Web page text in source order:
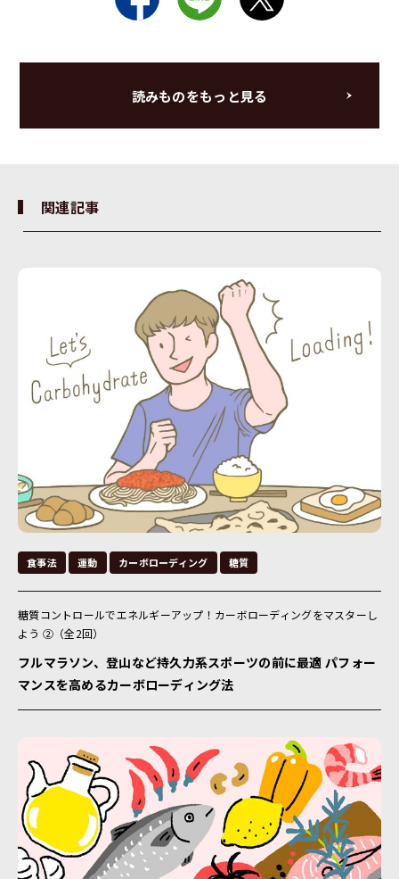
読みものをもっと見る
関連記事
食事法 運動 カーボローディング 糖質
糖質コントロールでエネルギーアップ！カーボローディングをマスターし
よう ②（全2回）
フルマラソン、登山など持久力系スポーツの前に最適 パフォー
マンスを高めるカーボローディング法